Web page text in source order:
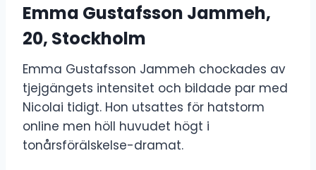
Emma Gustafsson Jammeh,
20, Stockholm
Emma Gustafsson Jammeh chockades av
tjejgängets intensitet och bildade par med
Nicolai tidigt. Hon utsattes för hatstorm
online men höll huvudet högt i
tonårsförälskelse-dramat.